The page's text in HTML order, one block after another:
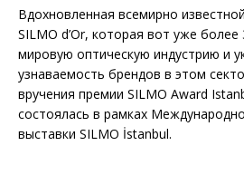
Вдохновленная всемирно
SILMO d’Or, которая вот уже
мировую оптическую индустрию и
узнаваемость брендов в этом
вручения премии SILMO Award
состоялась в рамках
выставки SILMO İstanbul.